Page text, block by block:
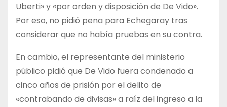
Uberti» y «por orden y disposición de De Vido».
Por eso, no pidió pena para Echegaray tras
considerar que no había pruebas en su contra.
En cambio, el representante del ministerio
público pidió que De Vido fuera condenado a
cinco años de prisión por el delito de
«contrabando de divisas» a raíz del ingreso a la